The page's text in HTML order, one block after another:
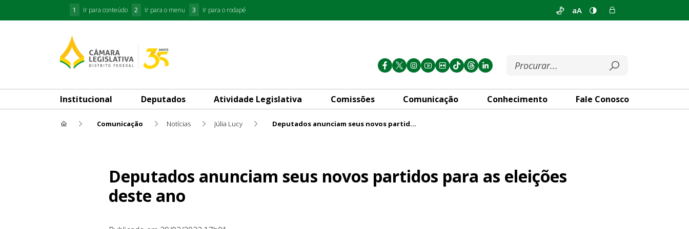
1 Ir para conteúdo 2 Ir para o menu 3 Ir para o rodapé aA
Institucional Deputados Atividade Legislativa Comissões Comunicação Conhecimento Fale Conosco
Comunicação Notícias Júlia Lucy Deputados anunciam seus novos partidos para as eleições deste ano
Deputados anunciam seus novos partidos para as eleições
deste ano